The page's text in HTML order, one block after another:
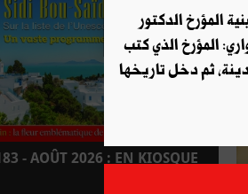
- AOÛT 2026 : EN KIOSQUE
المؤرخ الدكتور
المؤرخ الذي كتب
ثم دخل تاريخها